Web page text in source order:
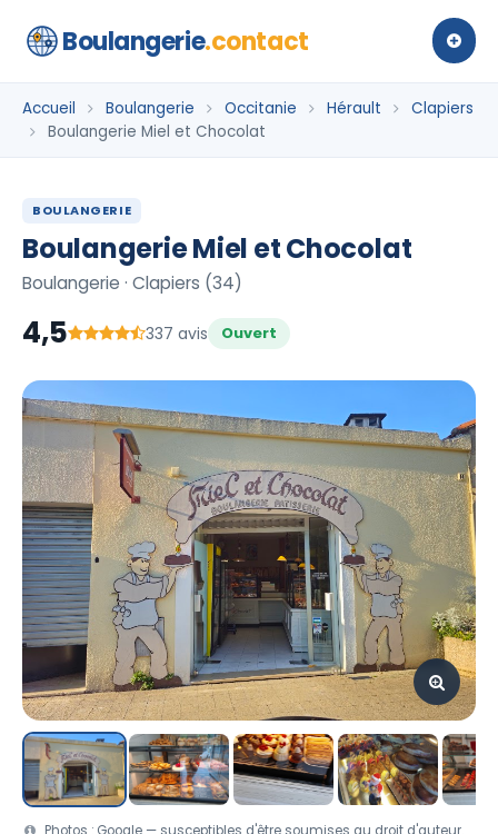
Boulangerie.contact
Accueil Boulangerie Occitanie Hérault
Clapiers
Boulangerie Miel et Chocolat
BOULANGERIE
Boulangerie Miel et Chocolat
Boulangerie · Clapiers (34)
4,5 337 avis Ouvert